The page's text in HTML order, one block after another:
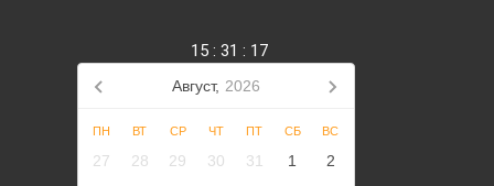
15 : 31 : 18
Август, 2026
ПН ВТ СР ЧТ ПТ СБ ВС
27 28 29 30 31 1
2